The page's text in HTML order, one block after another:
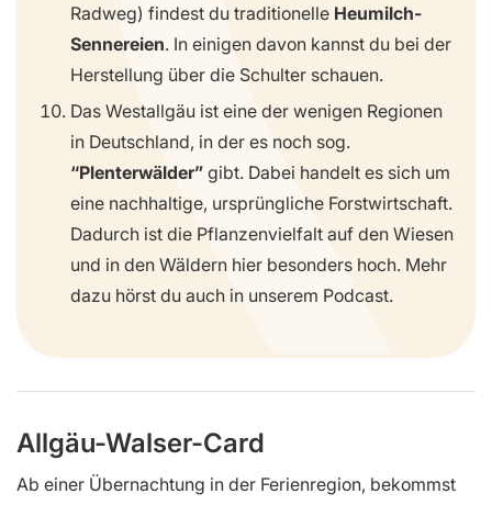
Radweg) findest du traditionelle Heumilch-
Sennereien. In einigen davon kannst du bei der
Herstellung über die Schulter schauen.
Das Westallgäu ist eine der wenigen Regionen
in Deutschland, in der es noch sog.
“Plenterwälder” gibt. Dabei handelt es sich um
eine nachhaltige, ursprüngliche Forstwirtschaft.
Dadurch ist die Pflanzenvielfalt auf den Wiesen
und in den Wäldern hier besonders hoch. Mehr
dazu hörst du auch in unserem Podcast.
Allgäu-Walser-Card
Ab einer Übernachtung in der Ferienregion, bekommst